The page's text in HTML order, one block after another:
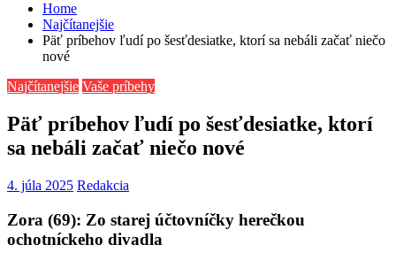
Home
Najčítanejšie
Päť príbehov ľudí po šesťdesiatke, ktorí sa nebáli začať niečo
nové
Najčítanejšie Vaše príbehy
Päť príbehov ľudí po šesťdesiatke, ktorí
sa nebáli začať niečo nové
4. júla 2025 Redakcia
Zora (69): Zo starej účtovníčky herečkou
ochotníckeho divadla